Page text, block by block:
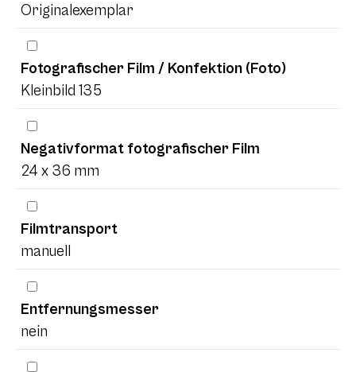
Originalexemplar
Fotografischer Film / Konfektion (Foto)
Kleinbild 135
Negativformat fotografischer Film
24 x 36 mm
Filmtransport
manuell
Entfernungsmesser
nein